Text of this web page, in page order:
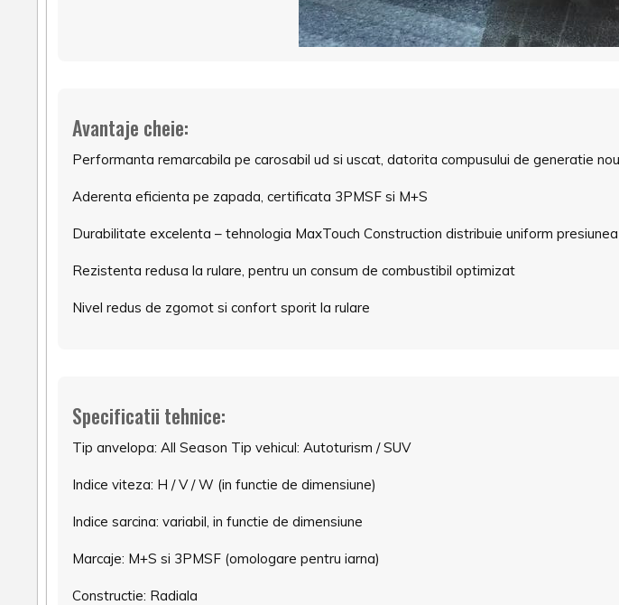
Avantaje cheie:
Performanta remarcabila pe carosabil ud si uscat, datorita compusului de generatie
Aderenta eficienta pe zapada, certificata 3PMSF si M+S
Durabilitate excelenta – tehnologia MaxTouch Construction distribuie uniform
Rezistenta redusa la rulare, pentru un consum de combustibil optimizat
Nivel redus de zgomot si confort sporit la rulare
Specificatii tehnice:
Tip anvelopa: All Season Tip vehicul: Autoturism / SUV
Indice viteza: H / V / W (in functie de dimensiune)
Indice sarcina: variabil, in functie de dimensiune
Marcaje: M+S si 3PMSF (omologare pentru iarna)
Constructie: Radiala